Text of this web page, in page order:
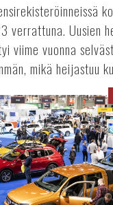
verrattuna. Uusien
viime vuonna
mikä heijastuu